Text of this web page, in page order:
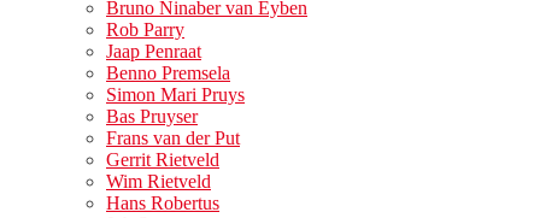
Bruno Ninaber van Eyben
Rob Parry
Jaap Penraat
Benno Premsela
Simon Mari Pruys
Bas Pruyser
Frans van der Put
Gerrit Rietveld
Wim Rietveld
Hans Robertus